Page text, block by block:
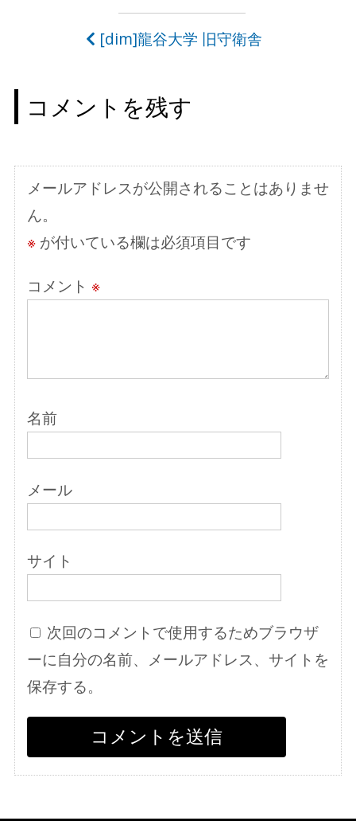
ビ
ゲ
シ
ョ
ン
[dim]龍谷大学 旧守衛舎
コメントを残す
メールアドレスが公開されることはありませ
ん。
※が付いている欄は必須項目です
コメント ※
名前
メール
サイト
次回のコメントで使用するためブラウザ
ーに自分の名前、メールアドレス、サイトを
保存する。